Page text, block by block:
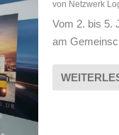
von Netzwerk
Vom 2. bis 5.
am